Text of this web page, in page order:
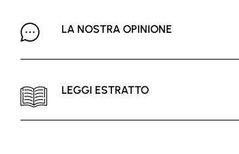
LA NOSTRA OPINIONE
LEGGI ESTRATTO